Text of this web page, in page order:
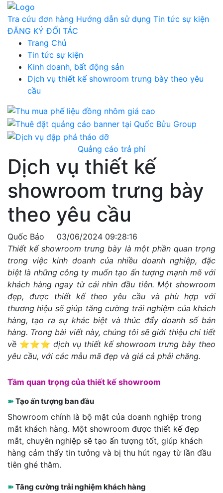
Tra cứu đơn hàng Hướng dẫn sử dụng Tin tức sự kiện
ĐĂNG KÝ ĐỐI TÁC
Trang Chủ
Tin tức sự kiện
Kinh doanh, bất động sản
Dịch vụ thiết kế showroom trưng bày theo yêu
cầu
Quảng cáo trả phí
Dịch vụ thiết kế
showroom trưng bày
theo yêu cầu
Quốc Bảo 03/06/2024 09:28:16
Thiết kế showroom trưng bày là một phần quan trọng
trong việc kinh doanh của nhiều doanh nghiệp, đặc
biệt là những công ty muốn tạo ấn tượng mạnh mẽ với
khách hàng ngay từ cái nhìn đầu tiên. Một showroom
đẹp, được thiết kế theo yêu cầu và phù hợp với
thương hiệu sẽ giúp tăng cường trải nghiệm của khách
hàng, tạo ra sự khác biệt và thúc đẩy doanh số bán
hàng. Trong bài viết này, chúng tôi sẽ giới thiệu chi tiết
về ⭐⭐⭐dịch vụ thiết kế showroom trưng bày theo
yêu cầu, với các mẫu mã đẹp và giá cả phải chăng.
Tầm quan trọng của thiết kế showroom
➽ Tạo ấn tượng ban đầu
Showroom chính là bộ mặt của doanh nghiệp trong
mắt khách hàng. Một showroom được thiết kế đẹp
mắt, chuyên nghiệp sẽ tạo ấn tượng tốt, giúp khách
hàng cảm thấy tin tưởng và bị thu hút ngay từ lần đầu
tiên ghé thăm.
➽ Tăng cường trải nghiệm khách hàng